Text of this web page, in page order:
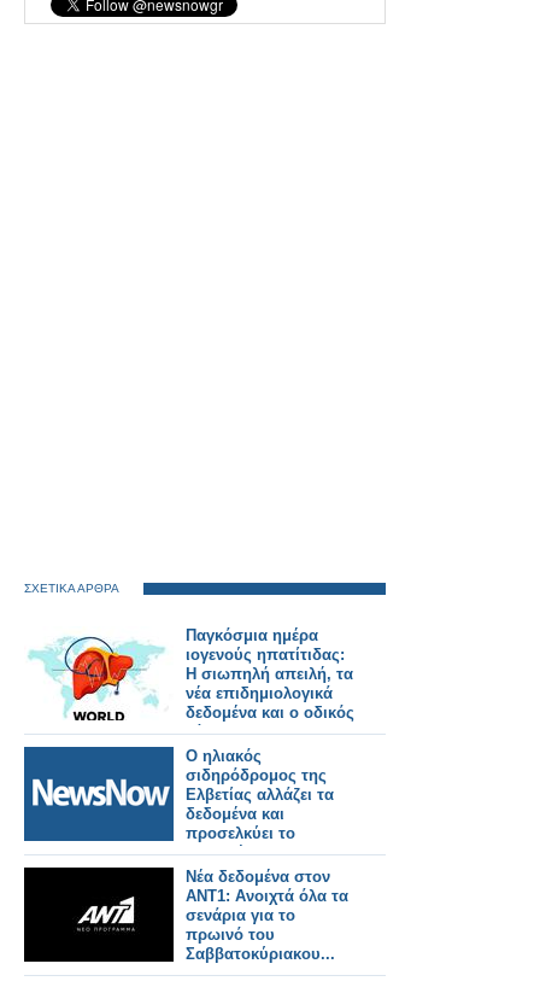
ΣΧΕΤΙΚΑ ΑΡΘΡΑ
Παγκόσμια ημέρα
ιογενούς ηπατίτιδας:
Η σιωπηλή απειλή, τα
νέα επιδημιολογικά
δεδομένα και ο οδικός
χάρτης για την
εξάλειψη της νόσου
Ο ηλιακός
σιδηρόδρομος της
Ελβετίας αλλάζει τα
δεδομένα και
προσελκύει το
ενδιαφέρον της
Ιταλίας και όχι μόνο.
Νέα δεδομένα στον
ΑΝΤ1: Ανοιχτά όλα τα
σενάρια για το
πρωινό του
Σαββατοκύριακου...